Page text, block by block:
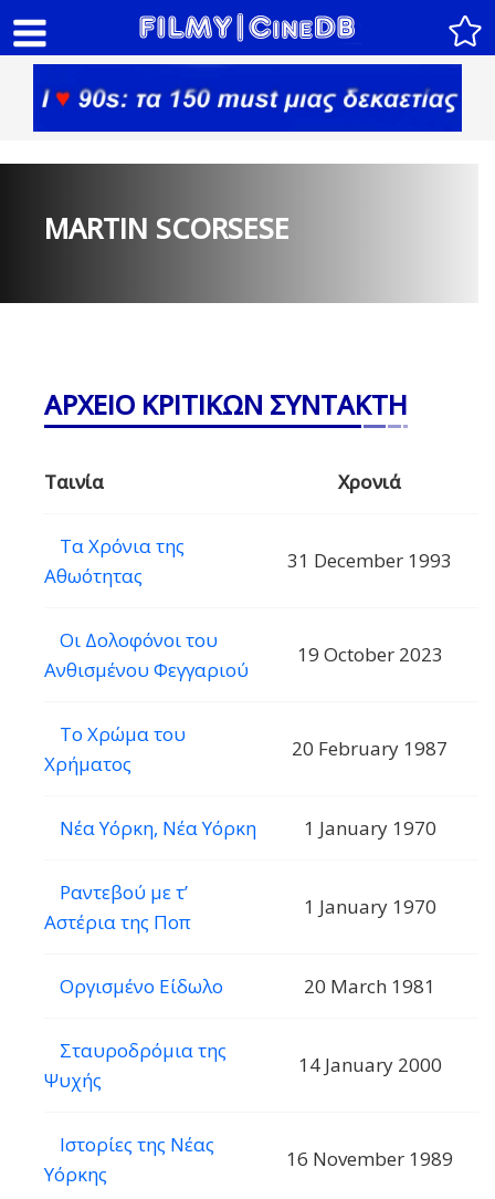
MARTIN SCORSESE
ΑΡΧΕΙΟ ΚΡΙΤΙΚΩΝ ΣΥΝΤΑΚΤΗ
Ταινία Χρονιά
Τα Χρόνια της
Αθωότητας
31 December 1993
Οι Δολοφόνοι του
Ανθισμένου Φεγγαριού
19 October 2023
Το Χρώμα του
Χρήματος
20 February 1987
Νέα Υόρκη, Νέα Υόρκη 1 January 1970
Ραντεβού με τ’
Αστέρια της Ποπ
1 January 1970
Οργισμένο Είδωλο 20 March 1981
Σταυροδρόμια της
Ψυχής
14 January 2000
Ιστορίες της Νέας
Υόρκης
16 November 1989